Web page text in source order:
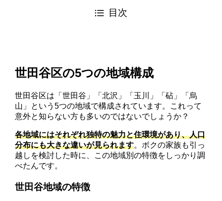
目次
世田谷区の5つの地域構成
世田谷区は「世田谷」「北沢」「玉川」「砧」「烏
山」という5つの地域で構成されています。これって
意外と知らない方も多いのではないでしょうか？
各地域にはそれぞれ独特の魅力と住環境があり、人口
分布にも大きな違いが見られます。ボクの家族も引っ
越しを検討した時に、この地域別の特徴をしっかり調
べたんです。
世田谷地域の特徴